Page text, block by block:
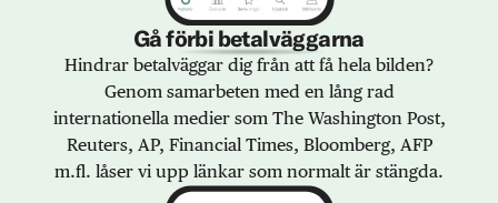
Gå förbi betalväggarna
Hindrar betalväggar dig från att få hela bilden?
Genom samarbeten med en lång rad
internationella medier som The Washington Post,
Reuters, AP, Financial Times, Bloomberg, AFP
m.fl. låser vi upp länkar som normalt är stängda.